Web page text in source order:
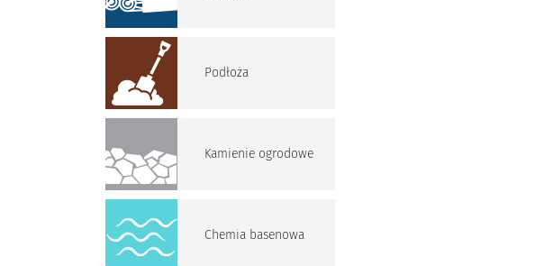
Podłoża
Kamienie ogrodowe
Chemia basenowa